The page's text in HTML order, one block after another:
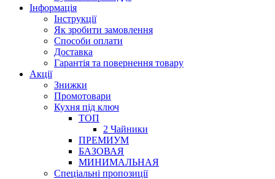
Інформація
Інструкції
Як зробити замовлення
Способи оплати
Доставка
Гарантія та повернення товару
Акції
Знижки
Промотовари
Кухня під ключ
ТОП
2 Чайники
ПРЕМИУМ
БАЗОВАЯ
МИНИМАЛЬНАЯ
Спеціальні пропозиції